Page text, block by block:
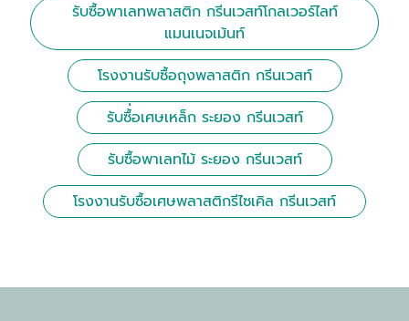
รับซื้อพาเลทพลาสติก กรีนเวสท์โกลเวอร์ไลท์
แมนเนจเม้นท์
โรงงานรับซื้อถุงพลาสติก กรีนเวสท์
รับซื้่อเศษเหล็ก ระยอง กรีนเวสท์
รับซื้อพาเลทไม้ ระยอง กรีนเวสท์
โรงงานรับซื้อเศษพลาสติกรีไซเคิล กรีนเวสท์